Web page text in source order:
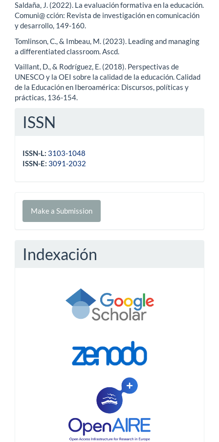
Saldaña, J. (2022). La evaluación formativa en la educación.
Comuni@ cción: Revista de investigación en comunicación
y desarrollo, 149-160.
Tomlinson, C., & Imbeau, M. (2023). Leading and managing
a differentiated classroom. Ascd.
Vaillant, D., & Rodríguez, E. (2018). Perspectivas de
UNESCO y la OEI sobre la calidad de la educación. Calidad
de la Educación en Iberoamérica: Discursos, políticas y
prácticas, 136-154.
ISSN
ISSN-L: 3103-1048
ISSN-E: 3091-2032
Make
Make a Submission
Indexación